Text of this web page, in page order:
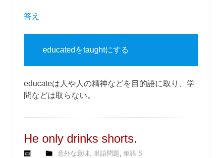
答え
educatedをtaughtにする
educateは人や人の精神などを目的語に取り、学
問などは取らない。
He only drinks shorts.
意外な意味,単語問題,単語 S